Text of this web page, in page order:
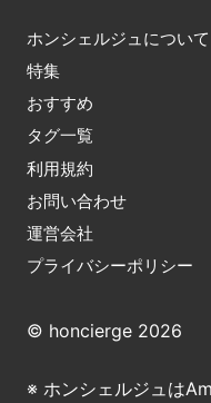
ホンシェルジュについて
特集
おすすめ
タグ一覧
利用規約
お問い合わせ
運営会社
プライバシーポリシー
© honcierge 2026
※ ホンシェルジュは